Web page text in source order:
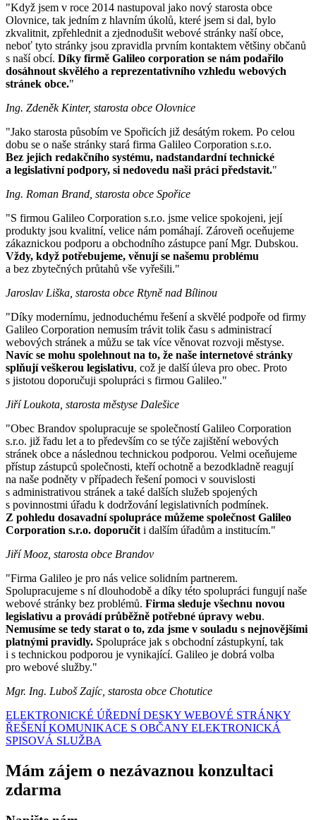
"Když jsem v roce 2014 nastupoval jako nový starosta obce
Olovnice, tak jedním z hlavním úkolů, které jsem si dal, bylo
zkvalitnit, zpřehlednit a zjednodušit webové stránky naší obce,
neboť tyto stránky jsou zpravidla prvním kontaktem většiny občanů
s naší obcí. Díky firmě Galileo corporation se nám podařilo
dosáhnout skvělého a reprezentativního vzhledu webových
stránek obce."
Ing. Zdeněk Kinter, starosta obce Olovnice
"Jako starosta působím ve Spořicích již desátým rokem. Po celou
dobu se o naše stránky stará firma Galileo Corporation s.r.o.
Bez jejich redakčního systému, nadstandardní technické
a legislativní podpory, si nedovedu naši práci představit."
Ing. Roman Brand, starosta obce Spořice
"S firmou Galileo Corporation s.r.o. jsme velice spokojeni, její
produkty jsou kvalitní, velice nám pomáhají. Zároveň oceňujeme
zákaznickou podporu a obchodního zástupce paní Mgr. Dubskou.
Vždy, když potřebujeme, věnují se našemu problému
a bez zbytečných průtahů vše vyřešili."
Jaroslav Liška, starosta obce Rtyně nad Bílinou
"Díky modernímu, jednoduchému řešení a skvělé podpoře od firmy
Galileo Corporation nemusím trávit tolik času s administrací
webových stránek a můžu se tak více věnovat rozvoji městyse.
Navíc se mohu spolehnout na to, že naše internetové stránky
splňují veškerou legislativu, což je další úleva pro obec. Proto
s jistotou doporučuji spolupráci s firmou Galileo."
Jiří Loukota, starosta městyse Dalešice
"Obec Brandov spolupracuje se společností Galileo Corporation
s.r.o. již řadu let a to především co se týče zajištění webových
stránek obce a následnou technickou podporou. Velmi oceňujeme
přístup zástupců společnosti, kteří ochotně a bezodkladně reagují
na naše podněty v případech řešení pomoci v souvislosti
s administrativou stránek a také dalších služeb spojených
s povinnostmi úřadu k dodržování legislativních podmínek.
Z pohledu dosavadní spolupráce můžeme společnost Galileo
Corporation s.r.o. doporučit i dalším úřadům a institucím."
Jiří Mooz, starosta obce Brandov
"Firma Galileo je pro nás velice solidním partnerem.
Spolupracujeme s ní dlouhodobě a díky této spolupráci fungují naše
webové stránky bez problémů. Firma sleduje všechnu novou
legislativu a provádí průběžně potřebné úpravy webu.
Nemusíme se tedy starat o to, zda jsme v souladu s nejnovějšími
platnými pravidly. Spolupráce jak s obchodní zástupkyní, tak
i s technickou podporou je vynikající. Galileo je dobrá volba
pro webové služby."
Mgr. Ing. Luboš Zajíc, starosta obce Chotutice
ELEKTRONICKÉ ÚŘEDNÍ DESKY WEBOVÉ STRÁNKY
ŘEŠENÍ KOMUNIKACE S OBČANY ELEKTRONICKÁ
SPISOVÁ SLUŽBA
Mám zájem o nezávaznou konzultaci
zdarma